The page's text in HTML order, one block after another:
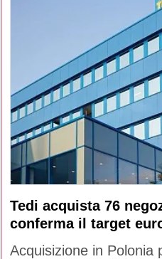
Tedi acquista 76
conferma il target
Acquisizione in Polonia